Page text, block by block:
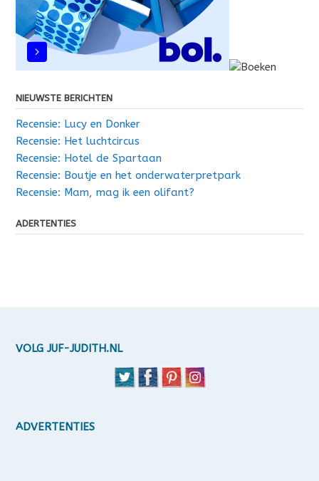
NIEUWSTE BERICHTEN
Recensie: Lucy en Donker
Recensie: Het luchtcircus
Recensie: Hotel de Spartaan
Recensie: Boutje en het onderwaterpretpark
Recensie: Mam, mag ik een olifant?
ADERTENTIES
VOLG JUF-JUDITH.NL
ADVERTENTIES